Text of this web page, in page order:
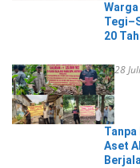
20
28
Aset